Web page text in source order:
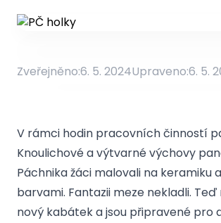
Zveřejněno:6. 5. 2024Upraveno:6. 5.
V rámci hodin pracovních činností
Knoulichové a výtvarné výchovy
Páchnika žáci malovali na keramiku
barvami. Fantazii meze nekladli.
nový kabátek a jsou připravené pro